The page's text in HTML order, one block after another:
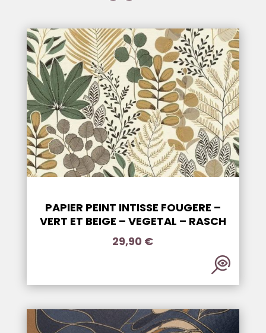
PAPIER PEINT INTISSE FOUGERE –
VERT ET BEIGE – VEGETAL – RASCH
29,90 €